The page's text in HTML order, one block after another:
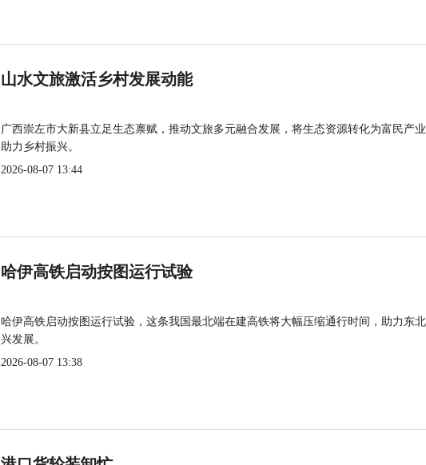
山水文旅激活乡村发展动能
广西崇左市大新县立足生态禀赋，推动文旅多元融合发展，将生态资源转化为富民产
助力乡村振兴。
2026-08-07 13:44
哈伊高铁启动按图运行试验
哈伊高铁启动按图运行试验，这条我国最北端在建高铁将大幅压缩通行时间，助力东
兴发展。
2026-08-07 13:38